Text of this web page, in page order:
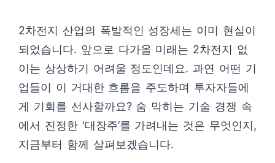
2차전지 산업의 폭발적인 성장세는 이미 현실이
되었습니다. 앞으로 다가올 미래는 2차전지 없
이는 상상하기 어려울 정도인데요. 과연 어떤 기
업들이 이 거대한 흐름을 주도하며 투자자들에
게 기회를 선사할까요? 숨 막히는 기술 경쟁 속
에서 진정한 ‘대장주’를 가려내는 것은 무엇인지,
지금부터 함께 살펴보겠습니다.